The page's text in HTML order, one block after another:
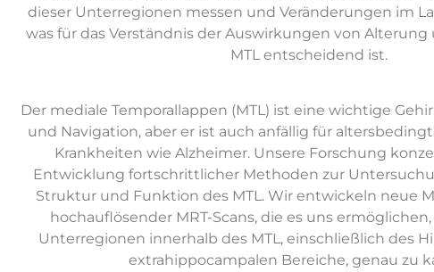
dieser Unterregionen messen und Veränderungen im
was für das Verständnis der Auswirkungen von
MTL entscheidend ist.
Der mediale Temporallappen (MTL) ist eine wichtige
und Navigation, aber er ist auch anfällig für
Krankheiten wie Alzheimer. Unsere Forschung
Entwicklung fortschrittlicher Methoden zur
Struktur und Funktion des MTL. Wir entwickeln neue
hochauflösender MRT-Scans, die es uns
Unterregionen innerhalb des MTL, einschließlich des
extrahippocampalen Bereiche, genau zu